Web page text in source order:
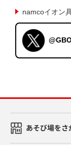
namcoイオン
あそび場をさ